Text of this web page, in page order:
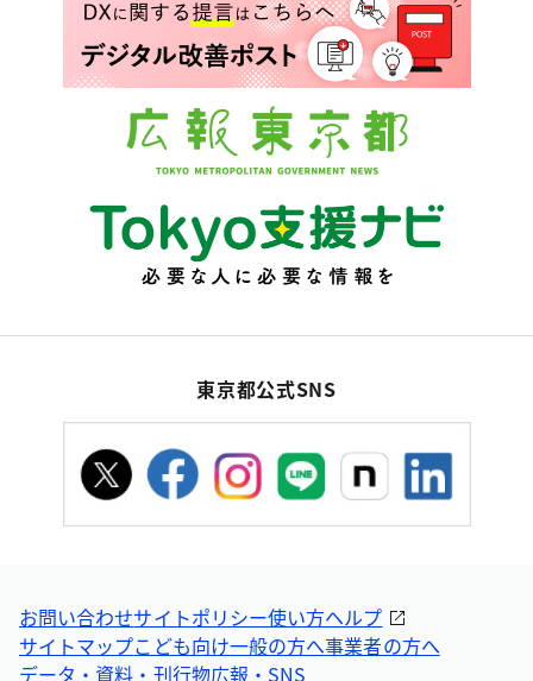
東京都公式SNS
お問い合わせサイトポリシー使い方ヘルプ
サイトマップこども向け一般の方へ事業者の方へ
データ・資料・刊行物広報・SNS